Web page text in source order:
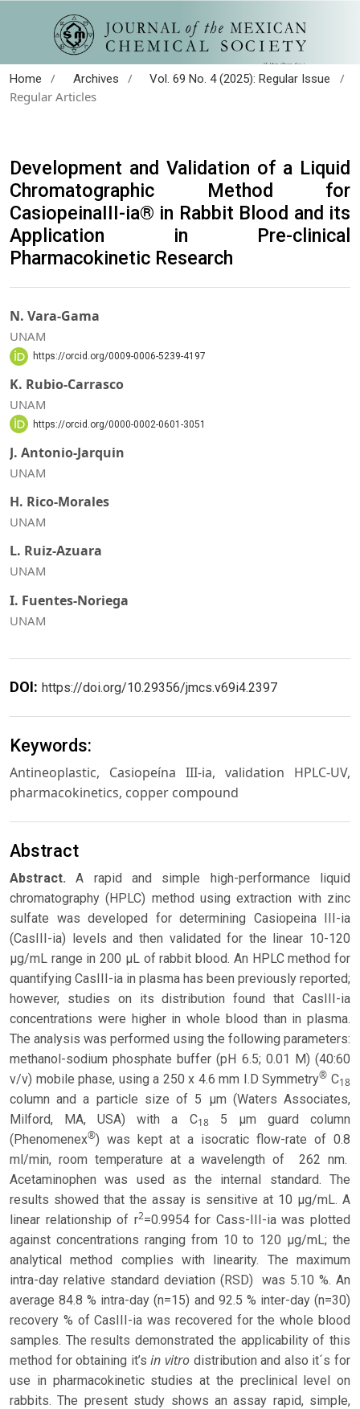
Home / Archives / Vol. 69 No. 4 (2025): Regular Issue
/
Regular Articles
Development and Validation of a Liquid
Chromatographic Method for
CasiopeinaIII-ia® in Rabbit Blood and its
Application in Pre-clinical
Pharmacokinetic Research
N. Vara-Gama
UNAM
https://orcid.org/0009-0006-5239-4197
K. Rubio-Carrasco
UNAM
https://orcid.org/0000-0002-0601-3051
J. Antonio-Jarquin
UNAM
H. Rico-Morales
UNAM
L. Ruiz-Azuara
UNAM
I. Fuentes-Noriega
UNAM
DOI: https://doi.org/10.29356/jmcs.v69i4.2397
Keywords:
Antineoplastic, Casiopeína III-ia, validation HPLC-UV,
pharmacokinetics, copper compound
Abstract
Abstract. A rapid and simple high-performance liquid
chromatography (HPLC) method using extraction with zinc
sulfate was developed for determining Casiopeina III-ia
(CasIII-ia) levels and then validated for the linear 10-120
µg/mL range in 200 µL of rabbit blood. An HPLC method for
quantifying CasIII-ia in plasma has been previously reported;
however, studies on its distribution found that CasIII-ia
concentrations were higher in whole blood than in plasma.
The analysis was performed using the following parameters:
methanol-sodium phosphate buffer (pH 6.5; 0.01 M) (40:60
v/v) mobile phase, using a 250 x 4.6 mm I.D Symmetry® C18
column and a particle size of 5 µm (Waters Associates,
Milford, MA, USA) with a C18 5 µm guard column
(Phenomenex®) was kept at a isocratic flow-rate of 0.8
ml/min, room temperature at a wavelength of 262 nm.
Acetaminophen was used as the internal standard. The
results showed that the assay is sensitive at 10 µg/mL. A
linear relationship of r2=0.9954 for Cass-III-ia was plotted
against concentrations ranging from 10 to 120 µg/mL; the
analytical method complies with linearity. The maximum
intra-day relative standard deviation (RSD) was 5.10 %. An
average 84.8 % intra-day (n=15) and 92.5 % inter-day (n=30)
recovery % of CasIII-ia was recovered for the whole blood
samples. The results demonstrated the applicability of this
method for obtaining it’sin vitro distribution and also it´s for
use in pharmacokinetic studies at the preclinical level on
rabbits. The present study shows an assay rapid, simple,